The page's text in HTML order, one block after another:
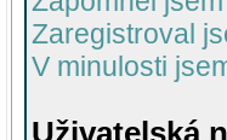
Zaregistroval
V minulosti
Uživatelská